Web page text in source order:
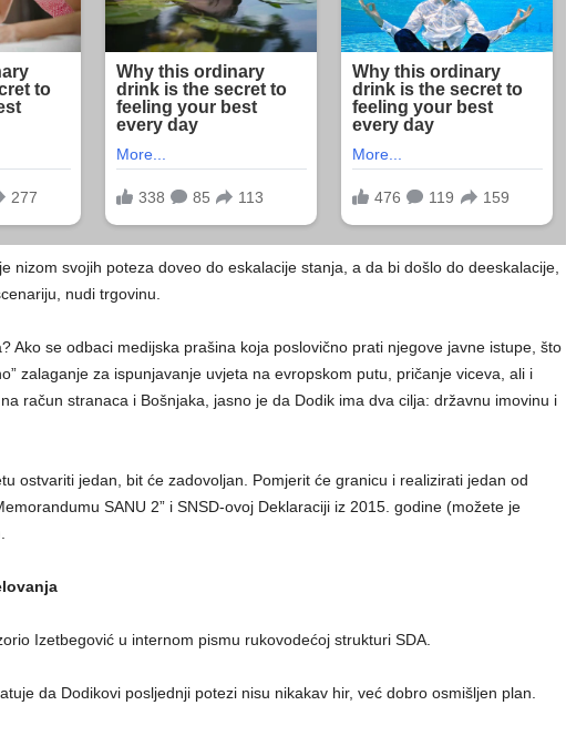
nizom svojih poteza doveo do eskalacije stanja, a da bi došlo do deeskalacije,
nudi trgovinu.
Ako se odbaci medijska prašina koja poslovično prati njegove javne istupe, što
zalaganje za ispunjavanje uvjeta na evropskom putu, pričanje viceva, ali i
račun stranaca i Bošnjaka, jasno je da Dodik ima dva cilja: državnu imovinu i
ostvariti jedan, bit će zadovoljan. Pomjerit će granicu i realizirati jedan od
SANU 2” i SNSD-ovoj Deklaraciji iz 2015. godine (možete je
Izetbegović u internom pismu rukovodećoj strukturi SDA.
da Dodikovi posljednji potezi nisu nikakav hir, već dobro osmišljen plan.